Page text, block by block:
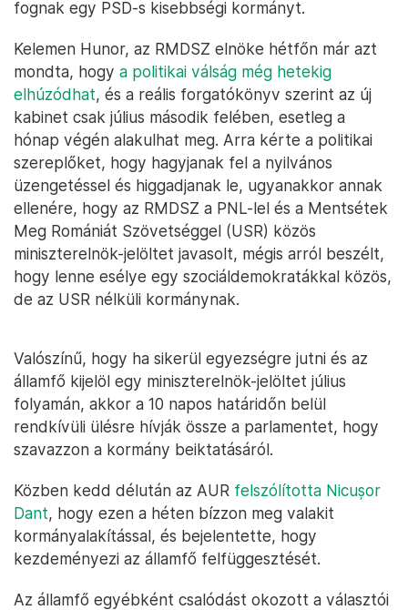
fognak egy PSD-s kisebbségi kormányt.
Kelemen Hunor, az RMDSZ elnöke hétfőn már azt
mondta, hogy a politikai válság még hetekig
elhúzódhat, és a reális forgatókönyv szerint az új
kabinet csak július második felében, esetleg a
hónap végén alakulhat meg. Arra kérte a politikai
szereplőket, hogy hagyjanak fel a nyilvános
üzengetéssel és higgadjanak le, ugyanakkor annak
ellenére, hogy az RMDSZ a PNL-lel és a Mentsétek
Meg Romániát Szövetséggel (USR) közös
miniszterelnök-jelöltet javasolt, mégis arról beszélt,
hogy lenne esélye egy szociáldemokratákkal közös,
de az USR nélküli kormánynak.
Valószínű, hogy ha sikerül egyezségre jutni és az
államfő kijelöl egy miniszterelnök-jelöltet július
folyamán, akkor a 10 napos határidőn belül
rendkívüli ülésre hívják össze a parlamentet, hogy
szavazzon a kormány beiktatásáról.
Közben kedd délután az AUR felszólította Nicușor
Dant, hogy ezen a héten bízzon meg valakit
kormányalakítással, és bejelentette, hogy
kezdeményezi az államfő felfüggesztését.
Az államfő egyébként csalódást okozott a választói